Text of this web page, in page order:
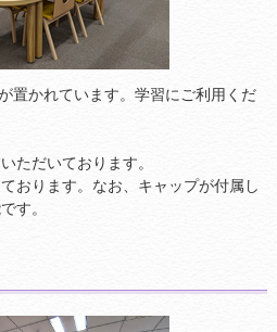
置かれています。学習にご利用くだ
ただいております。
おります。なお、キャップが付属し
す。